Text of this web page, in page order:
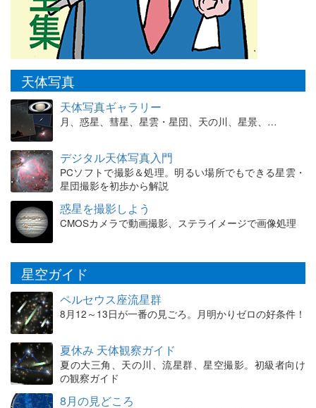
天体写真
天体写真ギャラリー
月、惑星、彗星、星雲・星団、天の川、星景、…
デジタル天体写真入門
PCソフトで撮影＆処理。明るい場所でもできる星雲・
星団撮影を初歩から解説
惑星を撮影しよう
CMOSカメラで動画撮影、ステライメージで画像処理
星空ガイド
ペルセウス座流星群
8月12～13日が一番の見ごろ。月明かりゼロの好条件！
夏休み 天体観察ガイド
夏の大三角、天の川、流星群、星空撮影。初級者向け
の観察ガイド
8月の見どころ